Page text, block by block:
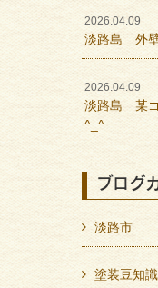
2026.04.09
淡路島 外
2026.04.09
淡路島 某ゴ
^_^
ブログ
淡路市
塗装豆知識